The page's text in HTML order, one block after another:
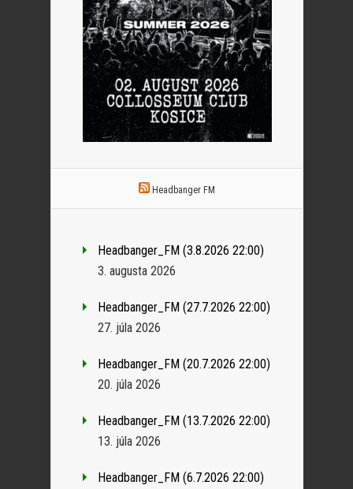
Headbanger FM
Headbanger_FM (3.8.2026 22:00)
3. augusta 2026
Headbanger_FM (27.7.2026 22:00)
27. júla 2026
Headbanger_FM (20.7.2026 22:00)
20. júla 2026
Headbanger_FM (13.7.2026 22:00)
13. júla 2026
Headbanger_FM (6.7.2026 22:00)